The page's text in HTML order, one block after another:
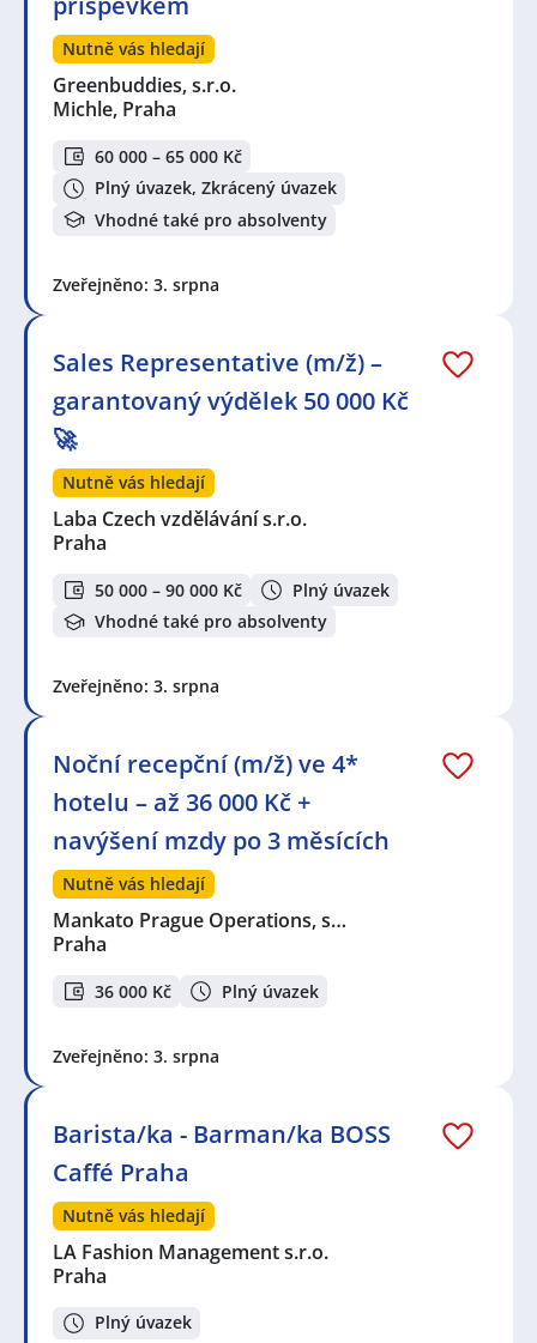
Nutně vás hledají
Greenbuddies, s.r.o.
Michle, Praha
60 000 – 65 000 Kč
Plný úvazek, Zkrácený úvazek
Vhodné také pro absolventy
Zveřejněno: 3. srpna
Sales Representative (m/ž) –
garantovaný výdělek 50 000 Kč
🚀
Nutně vás hledají
Laba Czech vzdělávání s.r.o.
Praha
50 000 – 90 000 Kč
Plný úvazek
Vhodné také pro absolventy
Zveřejněno: 3. srpna
Noční recepční (m/ž) ve 4*
hotelu – až 36 000 Kč +
navýšení mzdy po 3 měsících
Nutně vás hledají
Mankato Prague Operations, s…
Praha
36 000 Kč Plný úvazek
Zveřejněno: 3. srpna
Barista/ka - Barman/ka BOSS
Caffé Praha
Nutně vás hledají
LA Fashion Management s.r.o.
Praha
Plný úvazek